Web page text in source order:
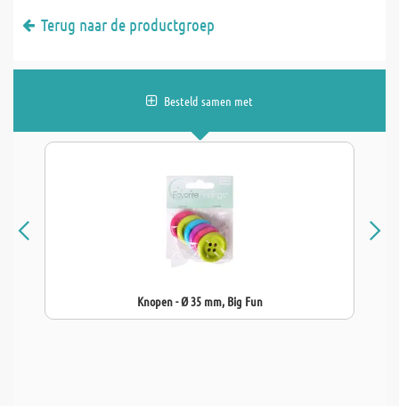
Terug naar de productgroep
Besteld samen met
Knopen - Ø 35 mm, Big Fun